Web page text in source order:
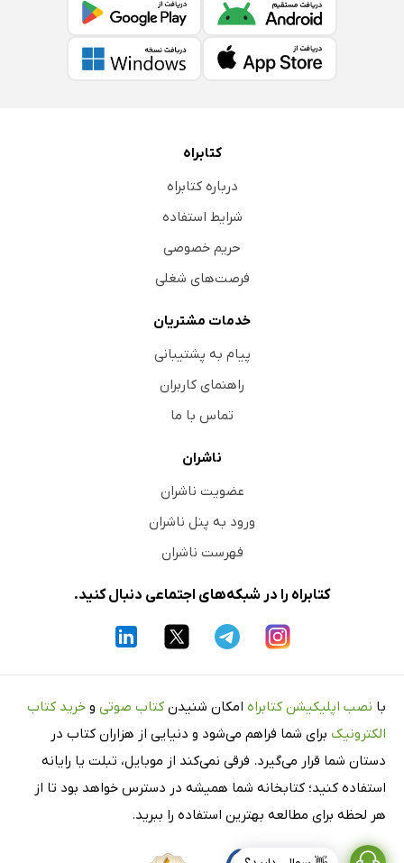
کتابراه
درباره کتابراه
شرایط استفاده
حریم خصوصی
فرصت‌های شغلی
خدمات مشتریان
پیام به پشتیبانی
راهنمای کاربران
تماس با ما
ناشران
عضویت ناشران
ورود به پنل ناشران
فهرست ناشران
کتابراه را در شبکه‌های اجتماعی دنبال کنید.
با نصب اپلیکیشن کتابراه امکان شنیدن کتاب صوتی و خرید کتاب
الکترونیک برای شما فراهم می‌شود و دنیایی از هزاران کتاب در
دستان شما قرار می‌گیرد. فرقی نمی‌کند از موبایل، تبلت یا رایانه
استفاده کنید؛ کتابخانه شما همیشه در دسترس خواهد بود تا از
هر لحظه برای مطالعه بهترین استفاده را ببرید.